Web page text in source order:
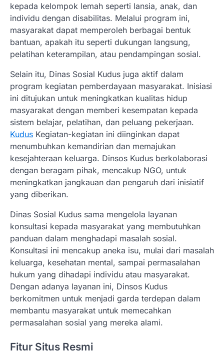
kepada kelompok lemah seperti lansia, anak, dan
individu dengan disabilitas. Melalui program ini,
masyarakat dapat memperoleh berbagai bentuk
bantuan, apakah itu seperti dukungan langsung,
pelatihan keterampilan, atau pendampingan sosial.
Selain itu, Dinas Sosial Kudus juga aktif dalam
program kegiatan pemberdayaan masyarakat. Inisiasi
ini ditujukan untuk meningkatkan kualitas hidup
masyarakat dengan memberi kesempatan kepada
sistem belajar, pelatihan, dan peluang pekerjaan.
Kudus Kegiatan-kegiatan ini diinginkan dapat
menumbuhkan kemandirian dan memajukan
kesejahteraan keluarga. Dinsos Kudus berkolaborasi
dengan beragam pihak, mencakup NGO, untuk
meningkatkan jangkauan dan pengaruh dari inisiatif
yang diberikan.
Dinas Sosial Kudus sama mengelola layanan
konsultasi kepada masyarakat yang membutuhkan
panduan dalam menghadapi masalah sosial.
Konsultasi ini mencakup aneka isu, mulai dari masalah
keluarga, kesehatan mental, sampai permasalahan
hukum yang dihadapi individu atau masyarakat.
Dengan adanya layanan ini, Dinsos Kudus
berkomitmen untuk menjadi garda terdepan dalam
membantu masyarakat untuk memecahkan
permasalahan sosial yang mereka alami.
Fitur Situs Resmi